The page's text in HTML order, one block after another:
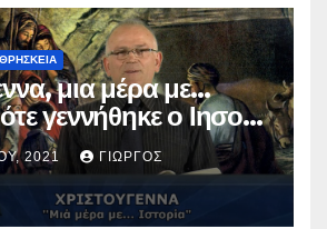
ΘΡΗΣΚΕΙΑ
μια μέρα με…
γεννήθηκε ο Ιησούς
2021 ΓΙΏΡΓΟΣ